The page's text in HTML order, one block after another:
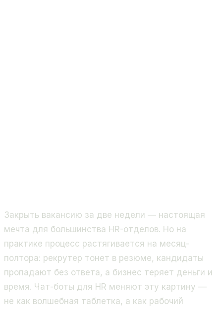
Закрыть вакансию за две недели — настоящая
мечта для большинства HR-отделов. Но на
практике процесс растягивается на месяц-
полтора: рекрутер тонет в резюме, кандидаты
пропадают без ответа, а бизнес теряет деньги и
время. Чат-боты для HR меняют эту картину —
не как волшебная таблетка, а как рабочий